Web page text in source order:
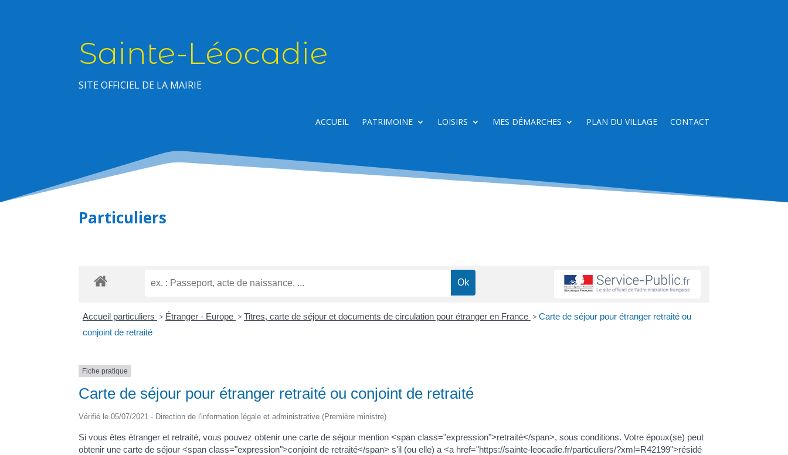
Sainte-Léocadie
SITE OFFICIEL DE LA MAIRIE
ACCUEIL PATRIMOINE LOISIRS MES DÉMARCHES PLAN DU VILLAGE CONTACT
Particuliers
Accueil particuliers > Étranger - Europe > Titres, carte de séjour et documents de circulation pour étranger en France > Carte de séjour pour étranger retraité ou
conjoint de retraité
Fiche pratique
Carte de séjour pour étranger retraité ou conjoint de retraité
Vérifié le 05/07/2021 - Direction de l'information légale et administrative (Première ministre)
Si vous êtes étranger et retraité, vous pouvez obtenir une carte de séjour mention <span class="expression">retraité</span>, sous conditions. Votre époux(se) peut
obtenir une carte de séjour <span class="expression">conjoint de retraité</span> s'il (ou elle) a <a href="https://sainte-leocadie.fr/particuliers/?xml=R42199">résidé